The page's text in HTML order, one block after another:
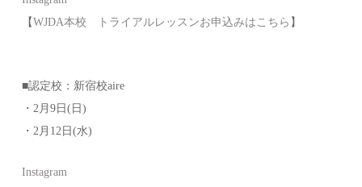
【WJDA本校 トライアルレッスンお申込みはこちら 】
■認定校：新宿校aire
・2月9日(日)
・2月12日(水)
Instagram